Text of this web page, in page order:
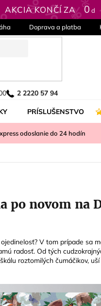
AKCIA KONČÍ ZA 0 d :
Doprava a platba
2 2220 57 94
PRÍSLUŠENSTVO
odoslanie do 24 hodín
po novom na
V tom prípade sa
radosť. Od tých
roztomilých čumáčikov,